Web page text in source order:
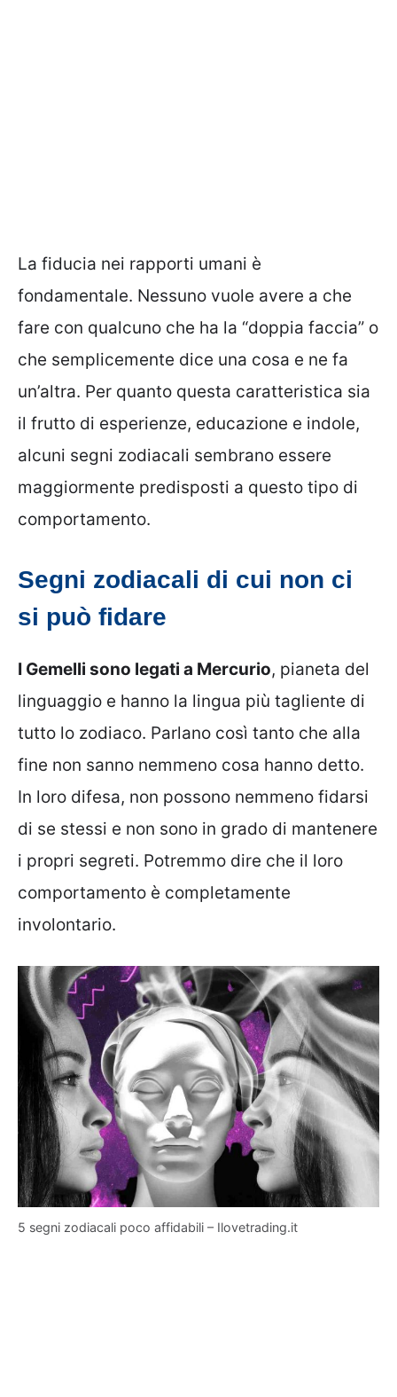
La fiducia nei rapporti umani è
fondamentale. Nessuno vuole avere a che
fare con qualcuno che ha la “doppia faccia” o
che semplicemente dice una cosa e ne fa
un’altra. Per quanto questa caratteristica sia
il frutto di esperienze, educazione e indole,
alcuni segni zodiacali sembrano essere
maggiormente predisposti a questo tipo di
comportamento.
Segni zodiacali di cui non ci
si può fidare
I Gemelli sono legati a Mercurio, pianeta del
linguaggio e hanno la lingua più tagliente di
tutto lo zodiaco. Parlano così tanto che alla
fine non sanno nemmeno cosa hanno detto.
In loro difesa, non possono nemmeno fidarsi
di se stessi e non sono in grado di mantenere
i propri segreti. Potremmo dire che il loro
comportamento è completamente
involontario.
5 segni zodiacali poco affidabili – Ilovetrading.it